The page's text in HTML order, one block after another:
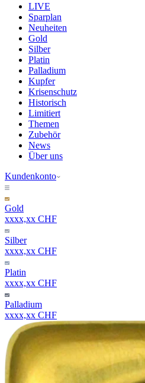
LIVE
Sparplan
Neuheiten
Gold
Silber
Platin
Palladium
Kupfer
Krisenschutz
Historisch
Limitiert
Themen
Zubehör
News
Über uns
Kundenkonto
Gold
xxxx,xx CHF
Silber
xxxx,xx CHF
Platin
xxxx,xx CHF
Palladium
xxxx,xx CHF